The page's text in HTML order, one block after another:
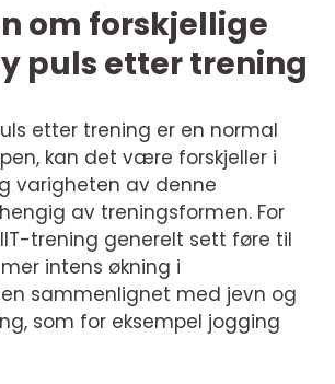
om forskjellige
puls etter trening
etter trening er en normal
kan det være forskjeller i
varigheten av denne
av treningsformen. For
trening generelt sett føre til
intens økning i
sammenlignet med jevn og
som for eksempel jogging